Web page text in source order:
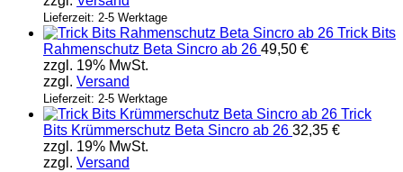
Lieferzeit: 2-5 Werktage
Trick Bits
Rahmenschutz Beta Sincro ab 26 49,50 €
zzgl. 19% MwSt.
zzgl. Versand
Lieferzeit: 2-5 Werktage
Trick
Bits Krümmerschutz Beta Sincro ab 26 32,35 €
zzgl. 19% MwSt.
zzgl. Versand